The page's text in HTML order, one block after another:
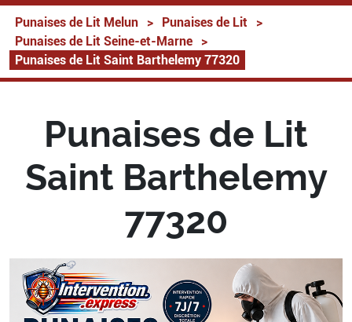
Punaises de Lit Melun > Punaises de Lit
>
Punaises de Lit Seine-et-Marne
>
Punaises de Lit Saint Barthelemy 77320
Punaises de Lit
Saint Barthelemy
77320